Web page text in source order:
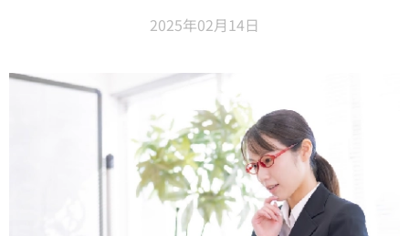
2025年02月14日